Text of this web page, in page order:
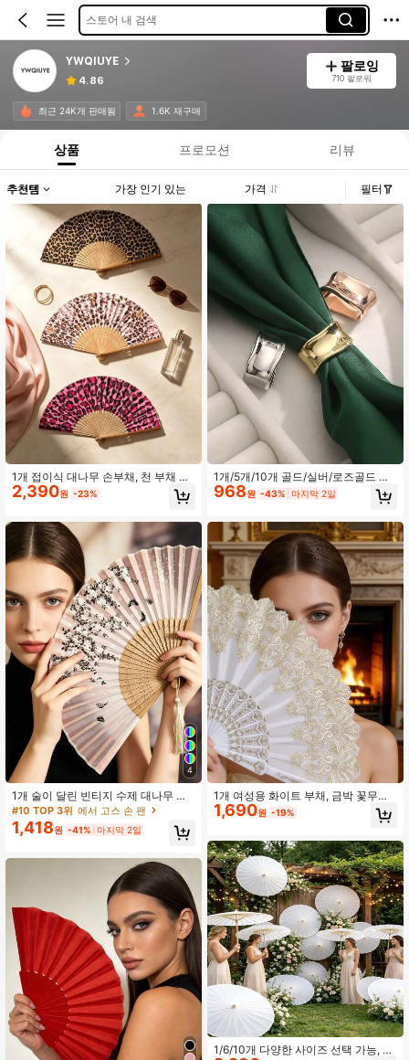
스토어 내 검색
YWQIUYE
4.86
팔로잉
710 팔로워
최근 24K개 판매됨 1.6K 재구매
상품 프로모션 리뷰
추천템 가장 인기 있는 가격 필터
1개 접이식 대나무 손부채, 천 부채 표
면, 표범 무늬, 파티, 결혼식, 벽 장식,
선물용에 적합
2,390원 -23%
4
1개 술이 달린 빈티지 수제 대나무 접
이식 부채 - 여성을 위한 우아한 선물,
결혼식 답례품, 전통 동방 의상 휴대용
부채
#10 TOP 3위 에서 고스 손 팬
1,418원 -41% 마지막 2일
1개/5개/10개 골드/실버/로즈골드 비
대칭 기하학적 스카프 클립, 금속 숄
클립, 얇은 스카프용 액세서리
968원 -43% 마지막 2일
1개 여성용 화이트 부채, 금박 꽃무늬
댄스 접이식 부채, 이브닝 파티, 여름,
휴가 장식 액세서리
1,690원 -19%
1/6/10개 다양한 사이즈 선택 가능, 3